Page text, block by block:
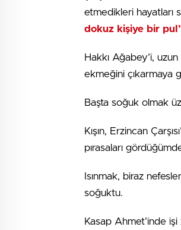
etmedikleri hayatları
dokuz kişiye bir
Hakkı Ağabey’i,
ekmeğini çıkarmaya
Başta soğuk olmak
Kışın, Erzincan
pırasaları
Isınmak, biraz
soğuktu.
Kasap Ahmet’inde